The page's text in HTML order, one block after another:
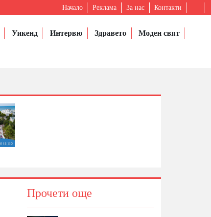
Начало Реклама За нас Контакти
Уикенд Интервю Здравето
Моден свят
Прочети още